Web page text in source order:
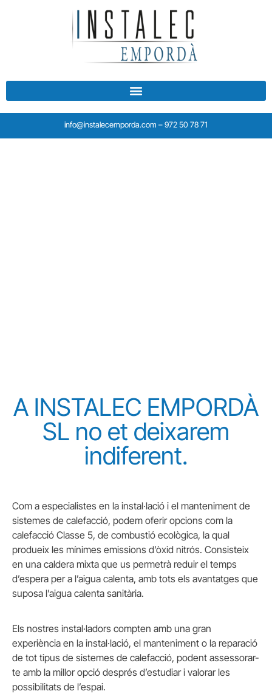
info@instalecemporda.com – 972 50 78 71
A INSTALEC EMPORDÀ
SL no et deixarem
indiferent.
Com a especialistes en la instal·lació i el manteniment de
sistemes de calefacció, podem oferir opcions com la
calefacció Classe 5, de combustió ecològica, la qual
produeix les mínimes emissions d’òxid nitrós. Consisteix
en una caldera mixta que us permetrà reduir el temps
d’espera per a l’aigua calenta, amb tots els avantatges que
suposa l’aigua calenta sanitària.
Els nostres instal·ladors compten amb una gran
experiència en la instal·lació, el manteniment o la reparació
de tot tipus de sistemes de calefacció, podent assessorar-
te amb la millor opció després d’estudiar i valorar les
possibilitats de l’espai.